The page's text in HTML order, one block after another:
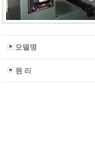
모델명
원 리